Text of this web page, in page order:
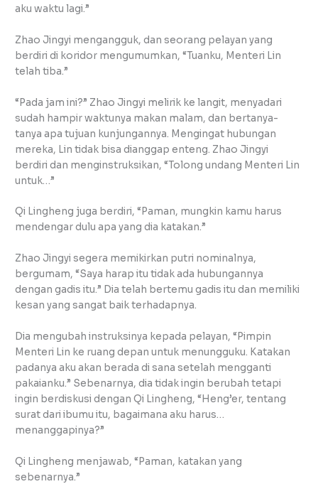
aku waktu lagi.”
Zhao Jingyi mengangguk, dan seorang pelayan yang
berdiri di koridor mengumumkan, “Tuanku, Menteri Lin
telah tiba.”
“Pada jam ini?” Zhao Jingyi melirik ke langit, menyadari
sudah hampir waktunya makan malam, dan bertanya-
tanya apa tujuan kunjungannya. Mengingat hubungan
mereka, Lin tidak bisa dianggap enteng. Zhao Jingyi
berdiri dan menginstruksikan, “Tolong undang Menteri Lin
untuk…”
Qi Lingheng juga berdiri, “Paman, mungkin kamu harus
mendengar dulu apa yang dia katakan.”
Zhao Jingyi segera memikirkan putri nominalnya,
bergumam, “Saya harap itu tidak ada hubungannya
dengan gadis itu.” Dia telah bertemu gadis itu dan memiliki
kesan yang sangat baik terhadapnya.
Dia mengubah instruksinya kepada pelayan, “Pimpin
Menteri Lin ke ruang depan untuk menungguku. Katakan
padanya aku akan berada di sana setelah mengganti
pakaianku.” Sebenarnya, dia tidak ingin berubah tetapi
ingin berdiskusi dengan Qi Lingheng, “Heng’er, tentang
surat dari ibumu itu, bagaimana aku harus…
menanggapinya?”
Qi Lingheng menjawab, “Paman, katakan yang
sebenarnya.”